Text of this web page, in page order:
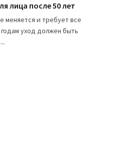
лица после 50 лет
меняется и требует все
уход должен быть